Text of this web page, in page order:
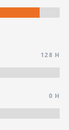
128 H
0 H